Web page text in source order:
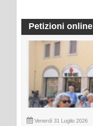
Petizioni online
Venerdì 31 Luglio 2026